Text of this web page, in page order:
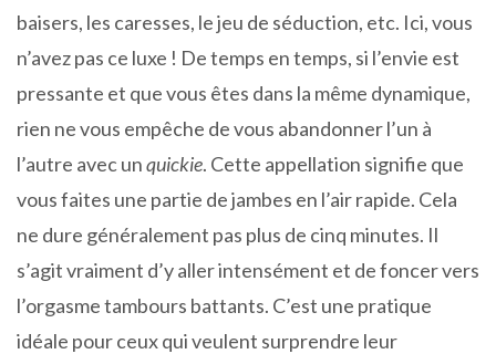
baisers, les caresses, le jeu de séduction, etc. Ici, vous
n’avez pas ce luxe ! De temps en temps, si l’envie est
pressante et que vous êtes dans la même dynamique,
rien ne vous empêche de vous abandonner l’un à
l’autre avec unquickie. Cette appellation signifie que
vous faites une partie de jambes en l’air rapide. Cela
ne dure généralement pas plus de cinq minutes. Il
s’agit vraiment d’y aller intensément et de foncer vers
l’orgasme tambours battants. C’est une pratique
idéale pour ceux qui veulent surprendre leur